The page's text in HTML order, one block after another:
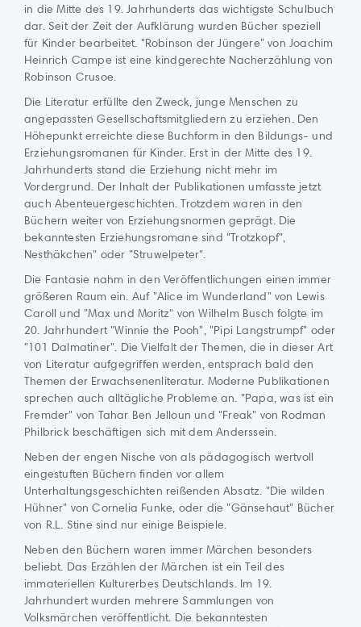
in die Mitte des 19. Jahrhunderts das wichtigste Schulbuch
dar. Seit der Zeit der Aufklärung wurden Bücher speziell
für Kinder bearbeitet. "Robinson der Jüngere" von Joachim
Heinrich Campe ist eine kindgerechte Nacherzählung von
Robinson Crusoe.
Die Literatur erfüllte den Zweck, junge Menschen zu
angepassten Gesellschaftsmitgliedern zu erziehen. Den
Höhepunkt erreichte diese Buchform in den Bildungs- und
Erziehungsromanen für Kinder. Erst in der Mitte des 19.
Jahrhunderts stand die Erziehung nicht mehr im
Vordergrund. Der Inhalt der Publikationen umfasste jetzt
auch Abenteuergeschichten. Trotzdem waren in den
Büchern weiter von Erziehungsnormen geprägt. Die
bekanntesten Erziehungsromane sind "Trotzkopf",
Nesthäkchen" oder "Struwelpeter".
Die Fantasie nahm in den Veröffentlichungen einen immer
größeren Raum ein. Auf "Alice im Wunderland" von Lewis
Caroll und "Max und Moritz" von Wilhelm Busch folgte im
20. Jahrhundert "Winnie the Pooh", "Pipi Langstrumpf" oder
"101 Dalmatiner". Die Vielfalt der Themen, die in dieser Art
von Literatur aufgegriffen werden, entsprach bald den
Themen der Erwachsenenliteratur. Moderne Publikationen
sprechen auch alltägliche Probleme an. "Papa, was ist ein
Fremder" von Tahar Ben Jelloun und "Freak" von Rodman
Philbrick beschäftigen sich mit dem Anderssein.
Neben der engen Nische von als pädagogisch wertvoll
eingestuften Büchern finden vor allem
Unterhaltungsgeschichten reißenden Absatz. "Die wilden
Hühner" von Cornelia Funke, oder die "Gänsehaut" Bücher
von R.L. Stine sind nur einige Beispiele.
Neben den Büchern waren immer Märchen besonders
beliebt. Das Erzählen der Märchen ist ein Teil des
immateriellen Kulturerbes Deutschlands. Im 19.
Jahrhundert wurden mehrere Sammlungen von
Volksmärchen veröffentlicht. Die bekanntesten